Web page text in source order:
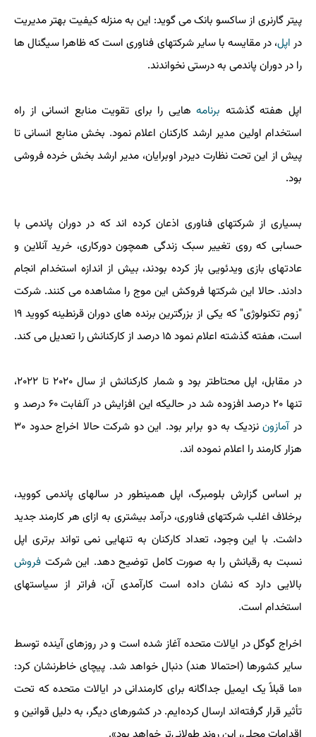
پیتر گارنری از ساکسو بانک می گوید: این به منزله کیفیت بهتر مدیریت
در اپل، در مقایسه با سایر شرکتهای فناوری است که ظاهرا سیگنال ها
را در دوران پاندمی به درستی نخواندند.
اپل هفته گذشته برنامههایی را برای تقویت منابع انسانی از راه
استخدام اولین مدیر ارشد کارکنان اعلام نمود. بخش منابع انسانی تا
پیش از این تحت نظارت دیردر اوبرایان، مدیر ارشد بخش خرده فروشی
بود.
بسیاری از شرکتهای فناوری اذعان کرده اند که در دوران پاندمی با
حسابی که روی تغییر سبک زندگی همچون دورکاری، خرید آنلاین و
عادتهای بازی ویدئویی باز کرده بودند، بیش از اندازه استخدام انجام
دادند. حالا این شرکتها فروکش این موج را مشاهده می کنند. شرکت
"زوم تکنولوژی" که یکی از بزرگترین برنده های دوران قرنطینه کووید ۱۹
است، هفته گذشته اعلام نمود ۱۵ درصد از کارکنانش را تعدیل می کند.
در مقابل، اپل محتاطتر بود و شمار کارکنانش از سال ۲۰۲۰ تا ۲۰۲۲،
تنها ۲۰ درصد افزوده شد در حالیکه این افزایش در آلفابت ۶۰ درصد و
درآمازون
نزدیک به دو برابر بود. این دو شرکت حالا اخراج حدود ۳۰
هزار کارمند را اعلام نموده اند.
بر اساس گزارش بلومبرگ، اپل همینطور در سالهای پاندمی کووید،
برخلاف اغلب شرکتهای فناوری، درآمد بیشتری به ازای هر کارمند جدید
داشت. با این وجود، تعداد کارکنان به تنهایی نمی تواند برتری اپل
نسبت به رقبانش را به صورت کامل توضیح دهد. این شرکت فروش
بالایی دارد که نشان داده است کارآمدی آن، فراتر از سیاستهای
استخدام است.
اخراج گوگل در ایالات متحده آغاز شده است و در روزهای آینده توسط
سایر کشورها (احتمالا هند) دنبال خواهد شد. پیچای خاطرنشان کرد:
«ما قبلاً یک ایمیل جداگانه برای کارمندانی در ایالات متحده که تحت
تأثیر قرار گرفته‌اند ارسال کرده‌ایم. در کشورهای دیگر، به دلیل قوانین و